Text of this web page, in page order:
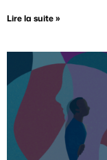
Lire la suite »